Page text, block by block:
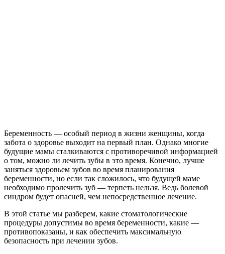
Беременность — особый период в жизни женщины, когда
забота о здоровье выходит на первый план. Однако многие
будущие мамы сталкиваются с противоречивой информацией
о том, можно ли лечить зубы в это время. Конечно, лучше
заняться здоровьем зубов во время планирования
беременности, но если так сложилось, что будущей маме
необходимо пролечить зуб — терпеть нельзя. Ведь болевой
синдром будет опасней, чем непосредственное лечение.
В этой статье мы разберем, какие стоматологические
процедуры допустимы во время беременности, какие —
противопоказаны, и как обеспечить максимальную
безопасность при лечении зубов.